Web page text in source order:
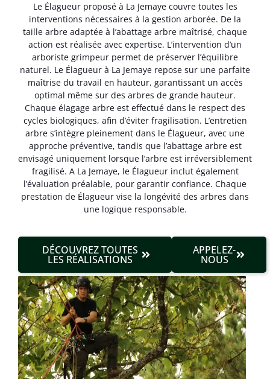
Le Élagueur proposé à La Jemaye couvre toutes les
interventions nécessaires à la gestion arborée. De la
taille arbre adaptée à l’abattage arbre maîtrisé, chaque
action est réalisée avec expertise. L’intervention d’un
arboriste grimpeur permet de préserver l’équilibre
naturel. Le Élagueur à La Jemaye repose sur une parfaite
maîtrise du travail en hauteur, garantissant un accès
optimal même sur des arbres de grande hauteur.
Chaque élagage arbre est effectué dans le respect des
cycles biologiques, afin d’éviter fragilisation. L’entretien
arbre s’intègre pleinement dans le Élagueur, avec une
approche préventive, tandis que l’abattage arbre est
envisagé uniquement lorsque l’arbre est irréversible­ment
fragilisé. A La Jemaye, le Élagueur inclut également
l’évaluation préalable, pour garantir confiance. Chaque
prestation de Élagueur vise la longévité des arbres dans
une logique responsable.
DÉCOUVREZ TOUTES
LES RÉALISATIONS
APPELEZ-
NOUS